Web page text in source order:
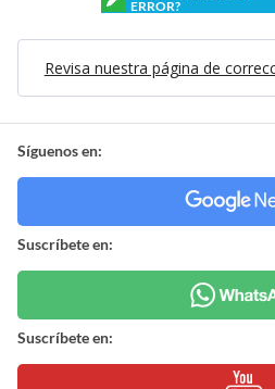
ERROR?
Revisa nuestra página de
Síguenos en:
Suscríbete en:
Suscríbete en: